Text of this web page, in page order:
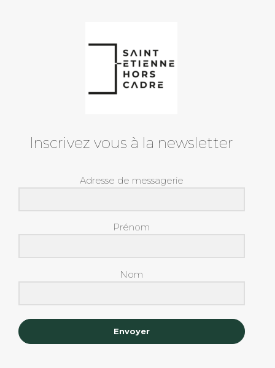
Inscrivez vous à la newsletter
Adresse de messagerie
Prénom
Nom
Envoyer